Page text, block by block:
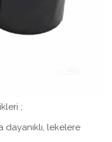
;
dayanıklı, lekelere